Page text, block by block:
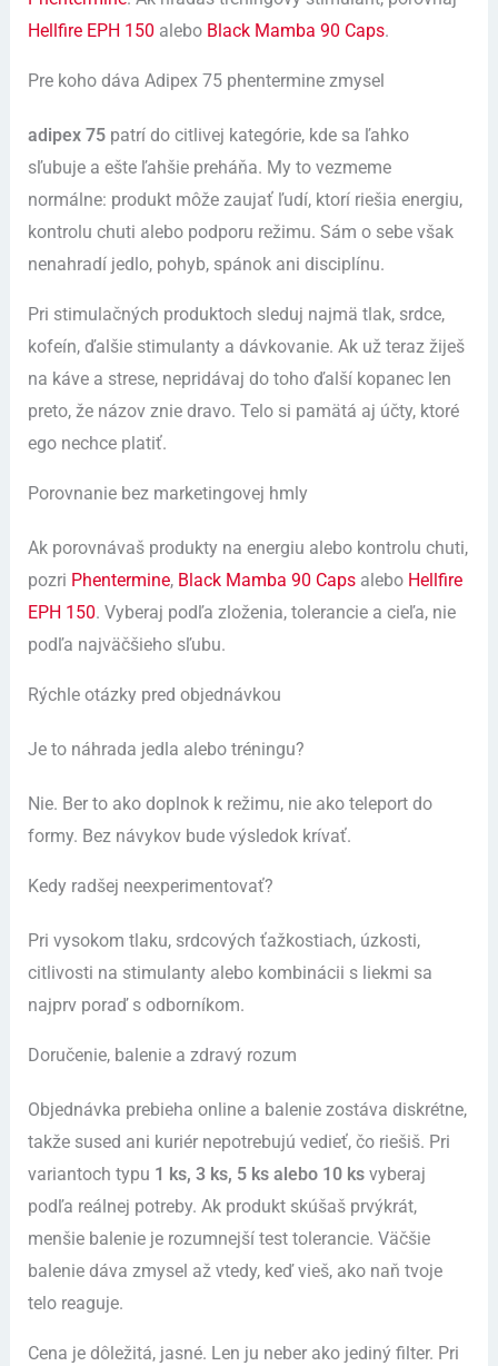
Hellfire EPH 150 alebo Black Mamba 90 Caps.
Pre koho dáva Adipex 75 phentermine zmysel
adipex 75patrí do citlivej kategórie, kde sa ľahko
sľubuje a ešte ľahšie preháňa. My to vezmeme
normálne: produkt môže zaujať ľudí, ktorí riešia energiu,
kontrolu chuti alebo podporu režimu. Sám o sebe však
nenahradí jedlo, pohyb, spánok ani disciplínu.
Pri stimulačných produktoch sleduj najmä tlak, srdce,
kofeín, ďalšie stimulanty a dávkovanie. Ak už teraz žiješ
na káve a strese, nepridávaj do toho ďalší kopanec len
preto, že názov znie dravo. Telo si pamätá aj účty, ktoré
ego nechce platiť.
Porovnanie bez marketingovej hmly
Ak porovnávaš produkty na energiu alebo kontrolu chuti,
pozri Phentermine, Black Mamba 90 Capsalebo Hellfire
EPH 150. Vyberaj podľa zloženia, tolerancie a cieľa, nie
podľa najväčšieho sľubu.
Rýchle otázky pred objednávkou
Je to náhrada jedla alebo tréningu?
Nie. Ber to ako doplnok k režimu, nie ako teleport do
formy. Bez návykov bude výsledok krívať.
Kedy radšej neexperimentovať?
Pri vysokom tlaku, srdcových ťažkostiach, úzkosti,
citlivosti na stimulanty alebo kombinácii s liekmi sa
najprv poraď s odborníkom.
Doručenie, balenie a zdravý rozum
Objednávka prebieha online a balenie zostáva diskrétne,
takže sused ani kuriér nepotrebujú vedieť, čo riešiš. Pri
variantoch typu 1 ks, 3 ks, 5 ks alebo 10 ksvyberaj
podľa reálnej potreby. Ak produkt skúšaš prvýkrát,
menšie balenie je rozumnejší test tolerancie. Väčšie
balenie dáva zmysel až vtedy, keď vieš, ako naň tvoje
telo reaguje.
Cena je dôležitá, jasné. Len ju neber ako jediný filter. Pri